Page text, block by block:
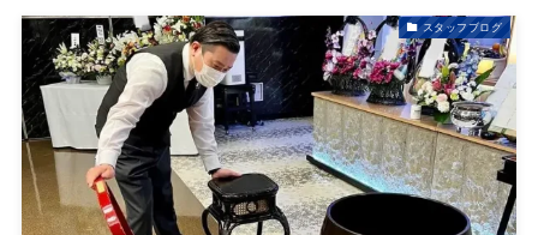
スタッフブログ